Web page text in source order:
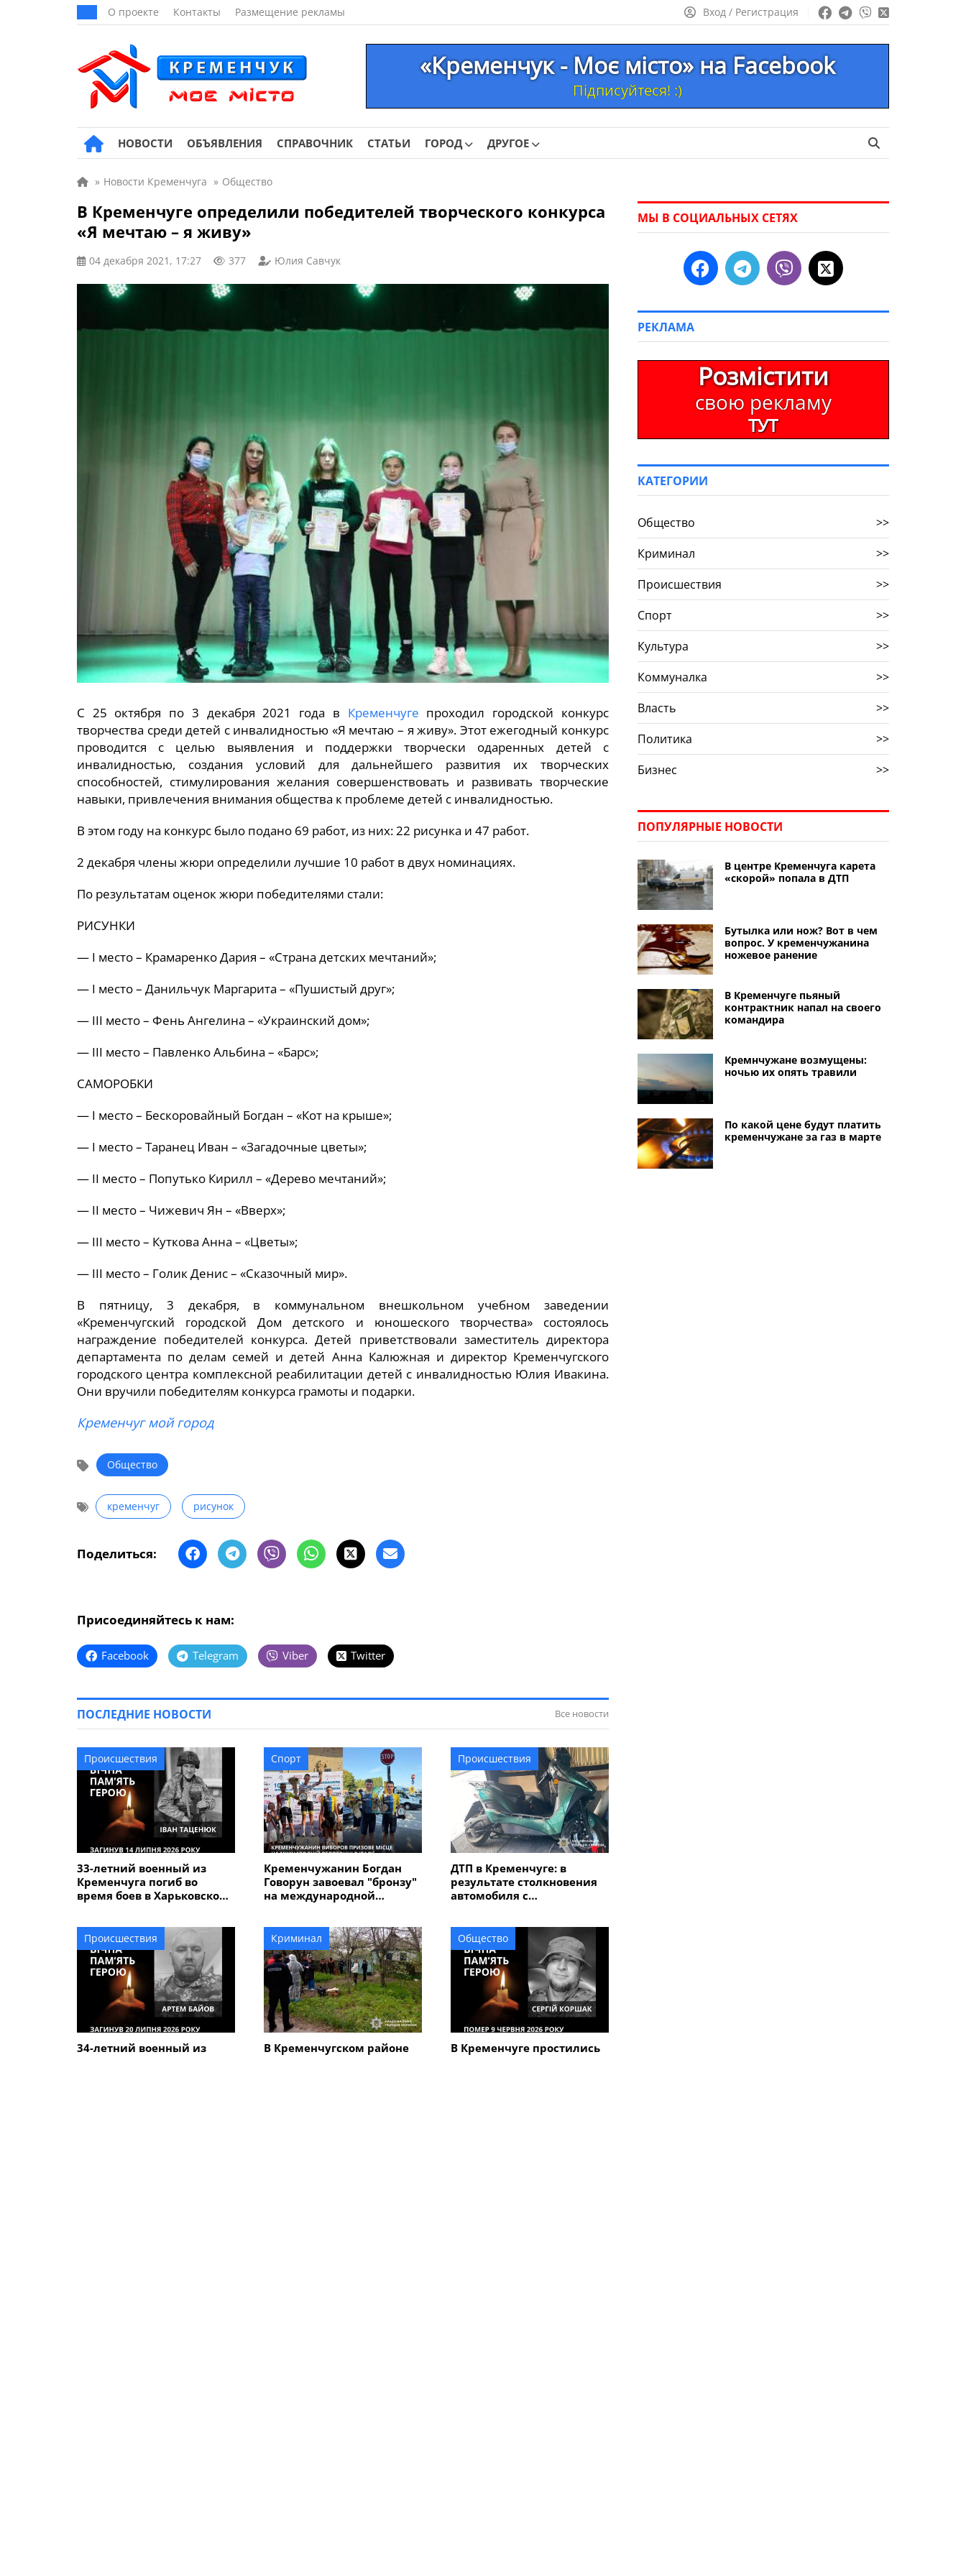
О проекте Контакты Размещение рекламы Вход / Регистрация
«Кременчук - Моє місто» на Facebook
Підписуйтеся! :)
НОВОСТИ ОБЪЯВЛЕНИЯ СПРАВОЧНИК СТАТЬИ ГОРОД ДРУГОЕ
» Новости Кременчуга » Общество
В Кременчуге определили победителей творческого конкурса
«Я мечтаю – я живу»
04 декабря 2021, 17:27 377 Юлия Савчук
С 25 октября по 3 декабря 2021 года в Кременчуге проходил городской конкурс
творчества среди детей с инвалидностью «Я мечтаю – я живу». Этот ежегодный конкурс
проводится с целью выявления и поддержки творчески одаренных детей с
инвалидностью, создания условий для дальнейшего развития их творческих
способностей, стимулирования желания совершенствовать и развивать творческие
навыки, привлечения внимания общества к проблеме детей с инвалидностью.
В этом году на конкурс было подано 69 работ, из них: 22 рисунка и 47 работ.
2 декабря члены жюри определили лучшие 10 работ в двух номинациях.
По результатам оценок жюри победителями стали:
РИСУНКИ
— I место – Крамаренко Дария – «Страна детских мечтаний»;
— I место – Данильчук Маргарита – «Пушистый друг»;
— ІІІ место – Фень Ангелина – «Украинский дом»;
— ІІІ место – Павленко Альбина – «Барс»;
САМОРОБКИ
— I место – Бескоровайный Богдан – «Кот на крыше»;
— I место – Таранец Иван – «Загадочные цветы»;
— ІІ место – Попутько Кирилл – «Дерево мечтаний»;
— ІІ место – Чижевич Ян – «Вверх»;
— ІІІ место – Куткова Анна – «Цветы»;
— ІІІ место – Голик Денис – «Сказочный мир».
В пятницу, 3 декабря, в коммунальном внешкольном учебном заведении
«Кременчугский городской Дом детского и юношеского творчества» состоялось
награждение победителей конкурса. Детей приветствовали заместитель директора
департамента по делам семей и детей Анна Калюжная и директор Кременчугского
городского центра комплексной реабилитации детей с инвалидностью Юлия Ивакина.
Они вручили победителям конкурса грамоты и подарки.
Кременчуг мой город
Общество
кременчуг рисунок
Поделиться:
Присоединяйтесь к нам:
Facebook Telegram Viber Twitter
ПОСЛЕДНИЕ НОВОСТИ Все новости
Происшествия
33-летний военный из
Кременчуга погиб во
время боев в Харьковской
Спорт
Кременчужанин Богдан
Говорун завоевал "бронзу"
на международной
Происшествия
ДТП в Кременчуге: в
результате столкновения
автомобиля с
Происшествия
34-летний военный из
Криминал
В Кременчугском районе
Общество
В Кременчуге простились
МЫ В СОЦИАЛЬНЫХ СЕТЯХ
РЕКЛАМА
Розмістити
свою рекламу
ТУТ
КАТЕГОРИИ
Общество
>>
Криминал
>>
Происшествия
>>
Спорт
>>
Культура
>>
Коммуналка
>>
Власть
>>
Политика
>>
Бизнес
>>
ПОПУЛЯРНЫЕ НОВОСТИ
В центре Кременчуга карета
«скорой» попала в ДТП
Бутылка или нож? Вот в чем
вопрос. У кременчужанина
ножевое ранение
В Кременчуге пьяный
контрактник напал на своего
командира
Кремнчужане возмущены:
ночью их опять травили
По какой цене будут платить
кременчужане за газ в марте